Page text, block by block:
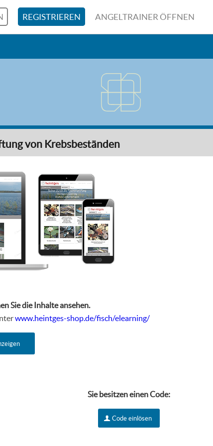
REGISTRIEREN ANGELTRAINER ÖFFNEN
von Krebsbeständen
Sie die Inhalte ansehen.
www.heintges-shop.de/fisch/elearning/
Sie besitzen einen Code:
Code einlösen